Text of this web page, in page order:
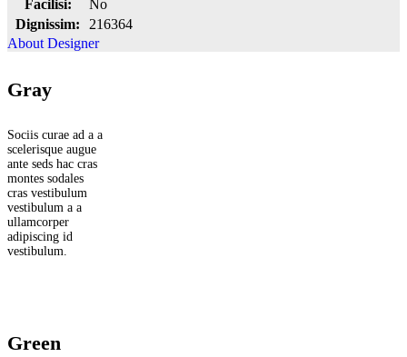
Facilisi:
No
Dignissim:
216364
About Designer
Gray
Sociis curae ad a a
scelerisque augue
ante seds hac cras
montes sodales
cras vestibulum
vestibulum a a
ullamcorper
adipiscing id
vestibulum.
Green